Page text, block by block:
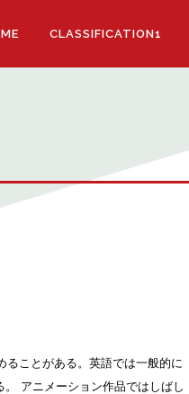
CLASSIFICATION1
ることがある。英語では一般的に
アニメーション作品ではしばし